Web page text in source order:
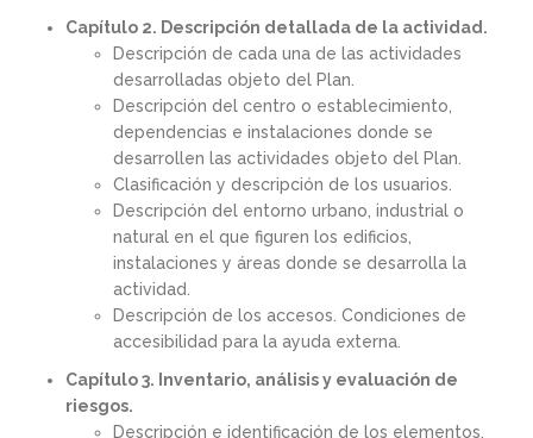
Capítulo 2. Descripción detallada de la actividad.
Descripción de cada una de las actividades
desarrolladas objeto del Plan.
Descripción del centro o establecimiento,
dependencias e instalaciones donde se
desarrollen las actividades objeto del Plan.
Clasificación y descripción de los usuarios.
Descripción del entorno urbano, industrial o
natural en el que figuren los edificios,
instalaciones y áreas donde se desarrolla la
actividad.
Descripción de los accesos. Condiciones de
accesibilidad para la ayuda externa.
Capítulo 3. Inventario, análisis y evaluación de
riesgos.
Descripción e identificación de los elementos,